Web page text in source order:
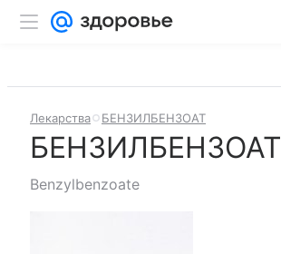
Лекарства БЕНЗИЛБЕНЗОАТ
БЕНЗИЛБЕНЗОАТ
Benzylbenzoate